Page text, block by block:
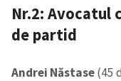
Nr.2: Avocatul
de partid
Andrei Năstase(45